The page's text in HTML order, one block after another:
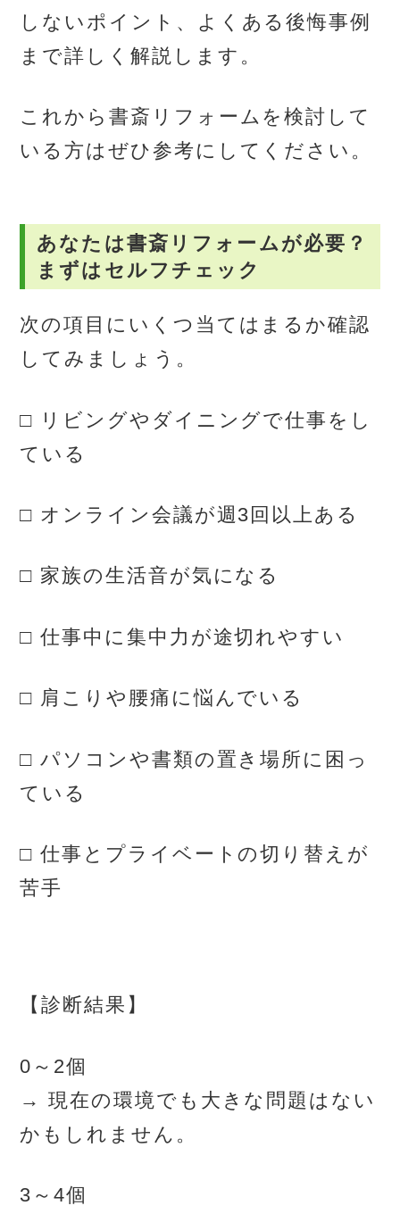
しないポイント、よくある後悔事例
まで詳しく解説します。
これから書斎リフォームを検討して
いる方はぜひ参考にしてください。
あなたは書斎リフォームが必要？
まずはセルフチェック
次の項目にいくつ当てはまるか確認
してみましょう。
□ リビングやダイニングで仕事をし
ている
□ オンライン会議が週3回以上ある
□ 家族の生活音が気になる
□ 仕事中に集中力が途切れやすい
□ 肩こりや腰痛に悩んでいる
□ パソコンや書類の置き場所に困っ
ている
□ 仕事とプライベートの切り替えが
苦手
【診断結果】
0～2個
→ 現在の環境でも大きな問題はない
かもしれません。
3～4個